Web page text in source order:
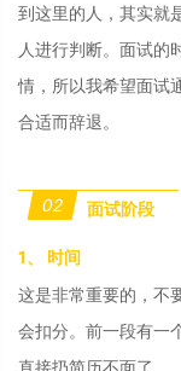
到这里的人，其实就
人进行判断。面试的
情，所以我希望面试
合适而辞退。
02 面试阶段
1、 时间
这是非常重要的，不
会扣分。前一段有一
直接扔简历不面了。